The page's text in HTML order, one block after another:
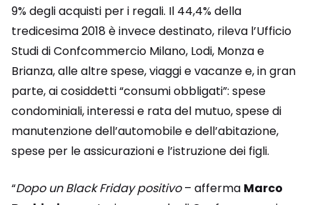
9% degli acquisti per i regali. Il 44,4% della
tredicesima 2018 è invece destinato, rileva l’Ufficio
Studi di Confcommercio Milano, Lodi, Monza e
Brianza, alle altre spese, viaggi e vacanze e, in gran
parte, ai cosiddetti “consumi obbligati”: spese
condominiali, interessi e rata del mutuo, spese di
manutenzione dell’automobile e dell’abitazione,
spese per le assicurazioni e l’istruzione dei figli.
“Dopo un Black Friday positivo– afferma Marco